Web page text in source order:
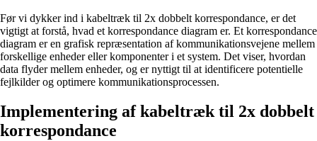
Før vi dykker ind i kabeltræk til 2x dobbelt korrespondance, er det
vigtigt at forstå, hvad et korrespondance diagram er. Et korrespondance
diagram er en grafisk repræsentation af kommunikationsvejene mellem
forskellige enheder eller komponenter i et system. Det viser, hvordan
data flyder mellem enheder, og er nyttigt til at identificere potentielle
fejlkilder og optimere kommunikationsprocessen.
Implementering af kabeltræk til 2x dobbelt
korrespondance